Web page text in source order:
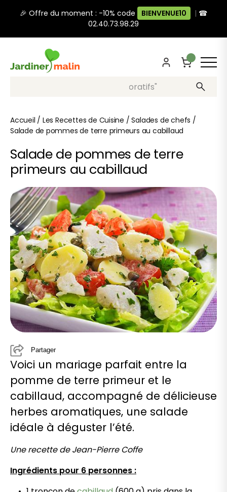
🎉 Offre du moment : -10% code BIENVENUE10 | ☎
02.40.73.98.29
Recherche, ex: "pots décoratifs"
Accueil / Les Recettes de Cuisine /Salades de chefs /
Salade de pommes de terre primeurs au cabillaud
Salade de pommes de terre
primeurs au cabillaud
Partager
Voici un mariage parfait entre la
pomme de terre primeur et le
cabillaud, accompagné de délicieuse
herbes aromatiques, une salade
idéale à déguster l’été.
Une recette de Jean-Pierre Coffe
Ingrédients pour 6 personnes :